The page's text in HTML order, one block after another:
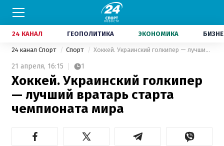
24 КАНАЛ ГЕОПОЛИТИКА ЭКОНОМИКА
24 канал Спорт Спорт Хоккей. Украинский голкипер — лучший вратарь старта чемпионата мира
21 апреля, 16:15 1
Хоккей. Украинский голкипер
— лучший вратарь старта
чемпионата мира